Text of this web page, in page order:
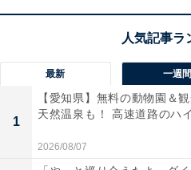
最新 一週間
1
【愛知県】無料の動物園＆
天然温泉も！ 高速道路のハ
2026/08/07